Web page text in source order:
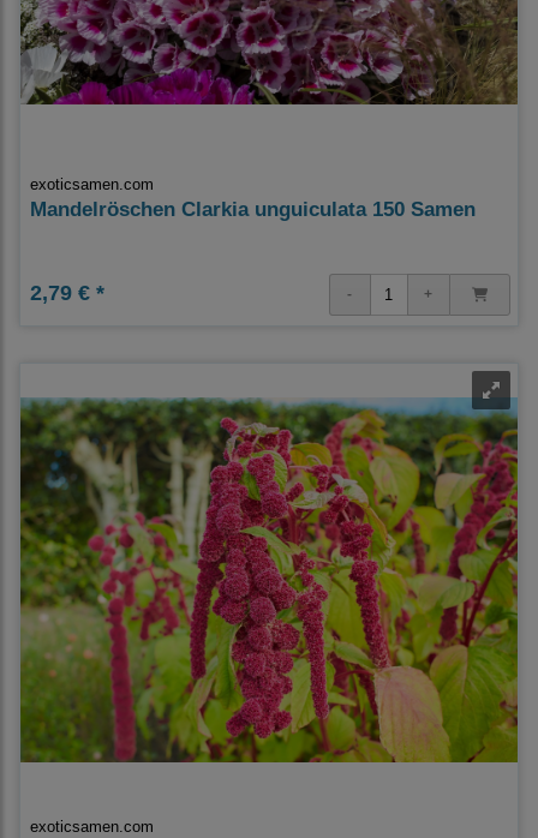
exoticsamen.com
Mandelröschen Clarkia unguiculata 150 Samen
2,79 € *
exoticsamen.com